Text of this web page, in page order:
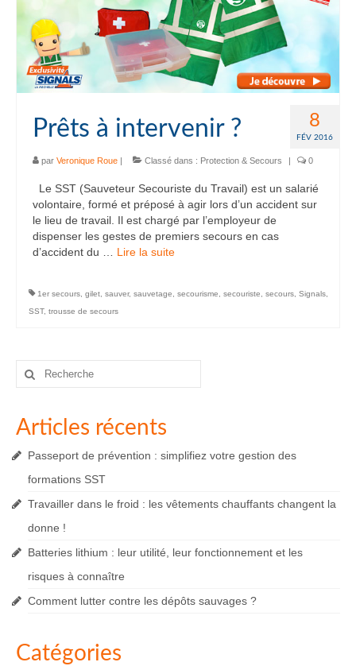
8
FÉV 2016
Prêts à intervenir ?
par Veronique Roue | Classé dans : Protection & Secours | 0
Le SST (Sauveteur Secouriste du Travail) est un salarié
volontaire, formé et préposé à agir lors d’un accident sur
le lieu de travail. Il est chargé par l’employeur de
dispenser les gestes de premiers secours en cas
d’accident du … Lire la suite­­
1er secours gilet sauver, sauvetage secourisme secouriste secours Signals
SST, trousse de secours
Rechercher
Articles récents
Passeport de prévention : simplifiez votre gestion des
formations SST
Travailler dans le froid : les vêtements chauffants changent la
donne !
Batteries lithium : leur utilité, leur fonctionnement et les
risques à connaître
Comment lutter contre les dépôts sauvages ?
Catégories